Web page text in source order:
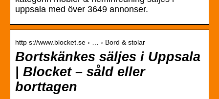
uppsala med över 3649 annonser.
http s://www.blocket.se › … › Bord & stolar
Bortskänkes säljes i Uppsala
| Blocket – såld eller
borttagen